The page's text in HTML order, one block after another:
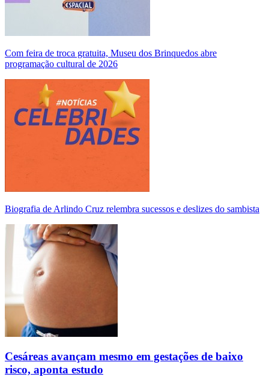
Com feira de troca gratuita, Museu dos Brinquedos abre
programação cultural de 2026
Biografia de Arlindo Cruz relembra sucessos e deslizes do sambista
Cesáreas avançam mesmo em gestações de baixo
risco, aponta estudo